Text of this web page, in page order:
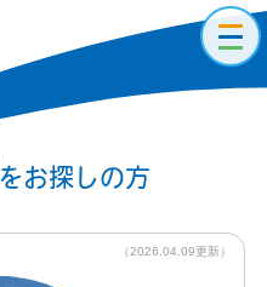
をお探しの方
（2026.04.09更新）